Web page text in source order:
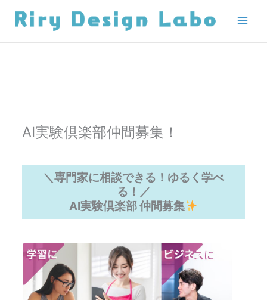
AI実験倶楽部仲間募集！
＼専門家に相談できる！ゆるく学べ
る！／
AI実験倶楽部 仲間募集